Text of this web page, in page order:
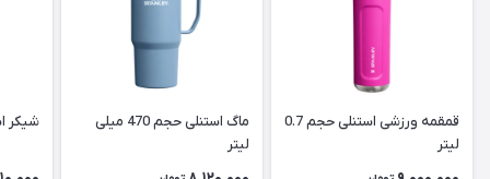
قمقمه ورزشی استنلی حجم 0.7
لیتر
ماگ استنلی حجم 470 میلی
لیتر
شیکر استنلی